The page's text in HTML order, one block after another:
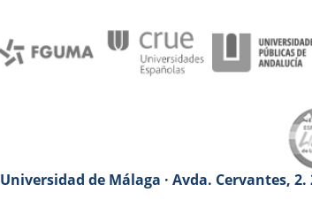
Universidad de Málaga · Avda. Cervantes, 2.